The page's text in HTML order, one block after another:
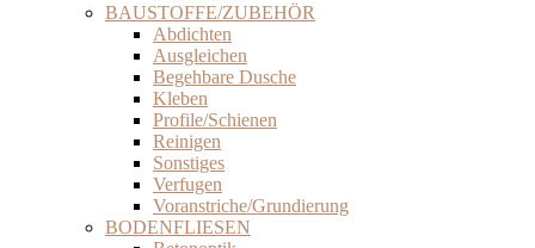
BAUSTOFFE/ZUBEHÖR
Abdichten
Ausgleichen
Begehbare Dusche
Kleben
Profile/Schienen
Reinigen
Sonstiges
Verfugen
Voranstriche/Grundierung
BODENFLIESEN